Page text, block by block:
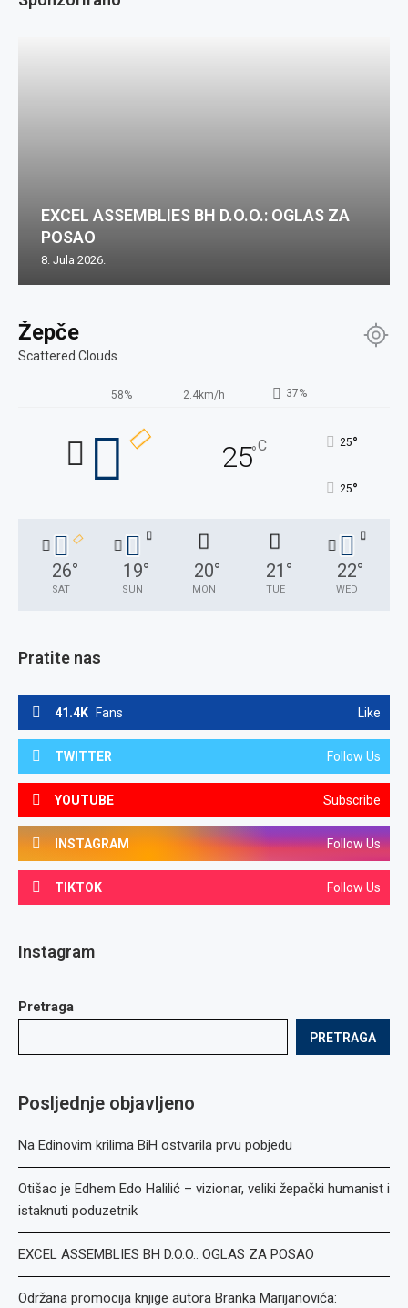
Žepče
Scattered Clouds
58% 2.4km/h 37%
25°C 25°
25°
26°
SAT
19°
SUN
20°
MON
21 °
TUE
22°
WED
Pratite nas
41.4K Fans Like
TWITTER Follow Us
YOUTUBE Subscribe
INSTAGRAM Follow Us
TIKTOK Follow Us
Instagram
Pretraga
PRETRAGA
Posljednje objavljeno
Na Edinovim krilima BiH ostvarila prvu pobjedu
Otišao je Edhem Edo Halilić – vizionar, veliki žepački humanist i
istaknuti poduzetnik
EXCEL ASSEMBLIES BH D.O.O.: OGLAS ZA POSAO
Održana promocija knjige autora Branka Marijanovića:
EXCEL ASSEMBLIES BH D.O.O.: OGLAS ZA
POSAO
8. Jula 2026.